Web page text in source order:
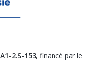
A1-2.S-153, financé par le